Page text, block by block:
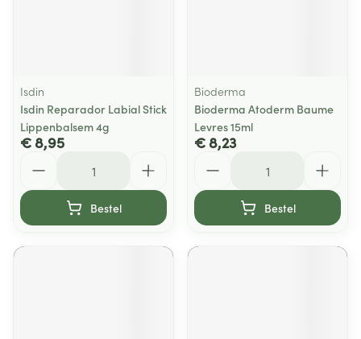
Isdin
Isdin Reparador Labial Stick
Lippenbalsem 4g
€ 8,95
Bestel
Bioderma
Bioderma Atoderm Baume
Levres 15ml
€ 8,23
Bestel